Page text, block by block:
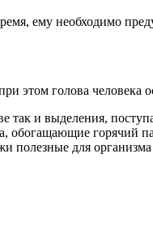
ему необходимо
этом голова человека
и выделения,
обогащающие горячий
полезные для